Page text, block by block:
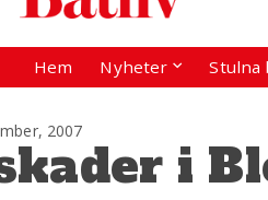
Hem Nyheter Stulna
2007
i